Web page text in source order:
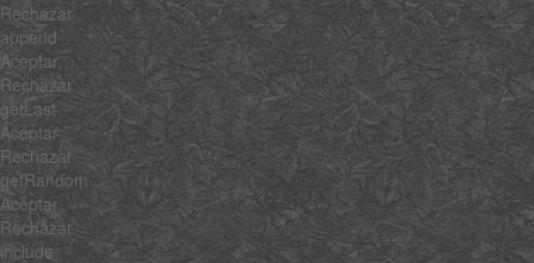
Rechazar
append
Aceptar
Rechazar
getLast
Aceptar
Rechazar
getRandom
Aceptar
Rechazar
include